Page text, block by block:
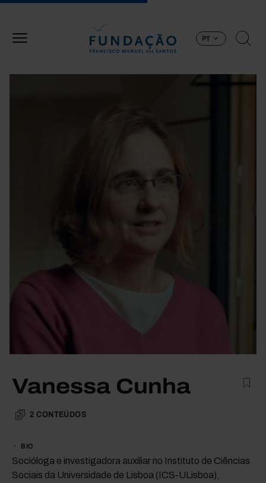
PT
Vanessa Cunha
2 CONTEÚDOS
BIO
Socióloga e investigadora auxiliar no Instituto de Ciências
Sociais da Universidade de Lisboa (ICS-ULisboa),